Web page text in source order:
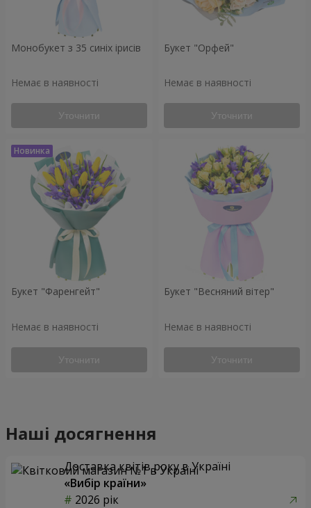
Монобукет з 35 синіх ірисів
Немає в наявності
Уточнити
Букет "Орфей"
Немає в наявності
Уточнити
Букет "Фаренгейт"
Немає в наявності
Уточнити
Букет "Весняний вітер"
Немає в наявності
Уточнити
Наші досягнення
Доставка квітів року в Україні
«Вибір країни»
2026 рік